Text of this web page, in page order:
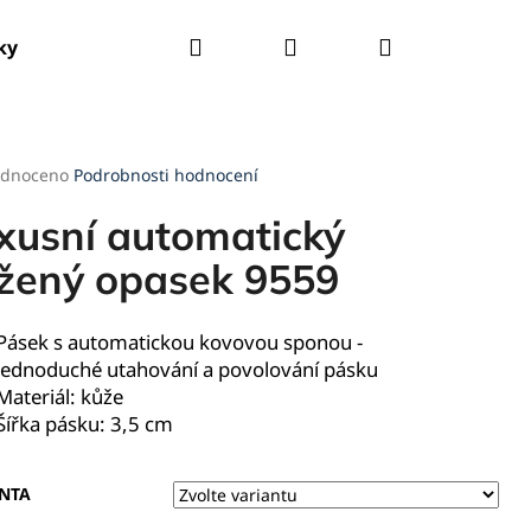
Kšandy Deštníky
Hledat PřihlášeníNákupní
Podrobnosti hodnocení
automatický
opasek 9559
s automatickou kovovou sponou -
utahování a povolování pásku
kůže
pásku: 3,5 cm